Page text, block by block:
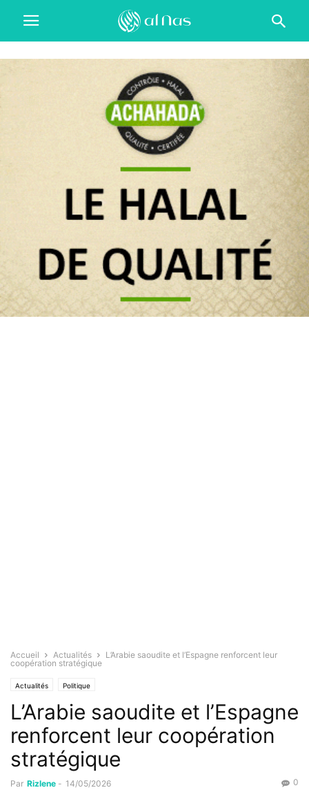
Accueil Actualités
L’Arabie saoudite et l’Espagne renforcent leur
coopération stratégique
Actualités Politique
L’Arabie saoudite et l’Espagne
renforcent leur coopération
stratégique
Par Rizlene - 14/05/2026 0